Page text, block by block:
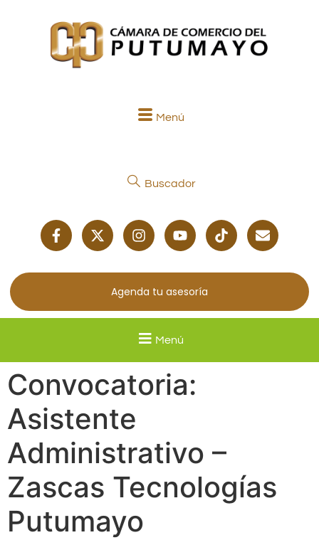
Menú
Buscador
Agenda tu asesoría
Menú
Convocatoria:
Asistente
Administrativo –
Zascas Tecnologías
Putumayo